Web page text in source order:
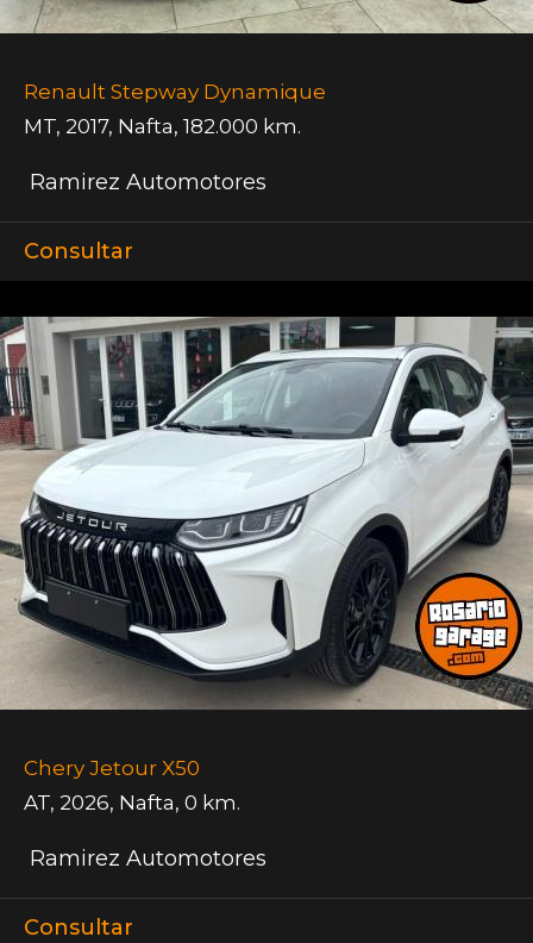
Renault Stepway Dynamique
MT, 2017, Nafta, 182.000 km.
Ramirez Automotores
Consultar
Chery Jetour X50
AT, 2026, Nafta, 0 km.
Ramirez Automotores
Consultar